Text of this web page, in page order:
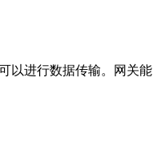
以进行数据传输。网关能